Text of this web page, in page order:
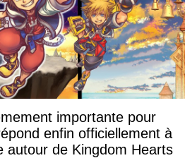
importante pour
enfin officiellement à
autour de Kingdom Hearts